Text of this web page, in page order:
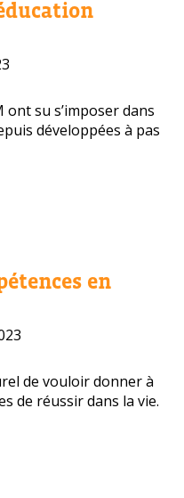
ont su s’imposer dans
développées à pas
en
de vouloir donner à
de réussir dans la vie.
de confidentialité